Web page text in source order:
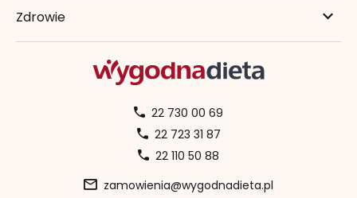
Zdrowie
22 730 00 69
22 723 31 87
22 110 50 88
zamowienia@wygodnadieta.pl